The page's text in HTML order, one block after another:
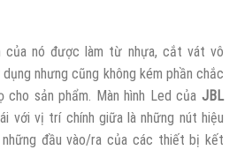
của nó được làm từ nhựa, cắt vát vô
nhưng cũng không kém phần chắc
sản phẩm. Màn hình Led của JBL
với vị trí chính giữa là những nút hiệu
những đầu vào/ra của các thiết bị kết